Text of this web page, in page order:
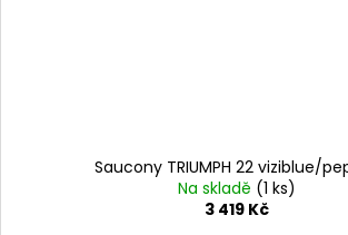
Saucony TRIUMPH 22 viziblue/
Na skladě (1 ks)
3 419 Kč